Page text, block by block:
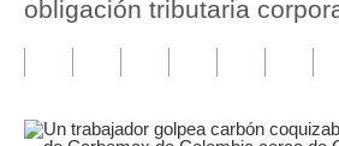
Plus G
Opinión
obligación tributaria